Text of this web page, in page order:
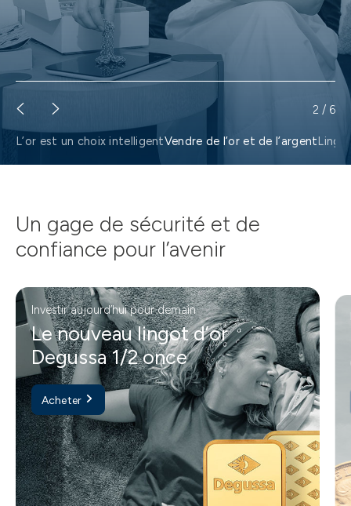
L’or est un choix intelligentVendre de l’or et de l’argent
2 / 6
Un gage de sécurité et de
confiance pour l’avenir
Investir aujourd’hui pour demain
Le nouveau lingot d’or
Degussa 1/2 once
Acheter